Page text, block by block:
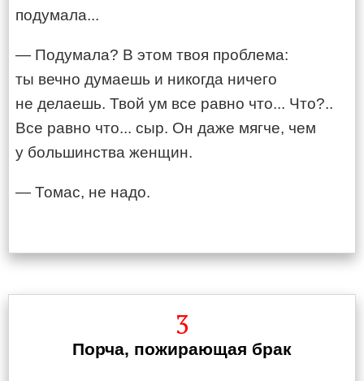
подумала...
— Подумала? В этом твоя проблема:
ты вечно думаешь и никогда ничего
не делаешь. Твой ум все равно что... Что?..
Все равно что... сыр. Он даже мягче, чем
у большинства женщин.
— Томас, не надо.
3
Порча, пожирающая брак